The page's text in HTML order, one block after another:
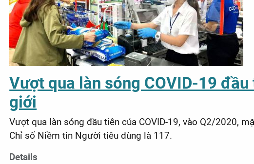
Vượt qua làn sóng COVID-19
giới
Vượt qua làn sóng đầu tiên của COVID-19, vào Q2/2020,
Chỉ số Niềm tin Người tiêu dùng là 117.
Details